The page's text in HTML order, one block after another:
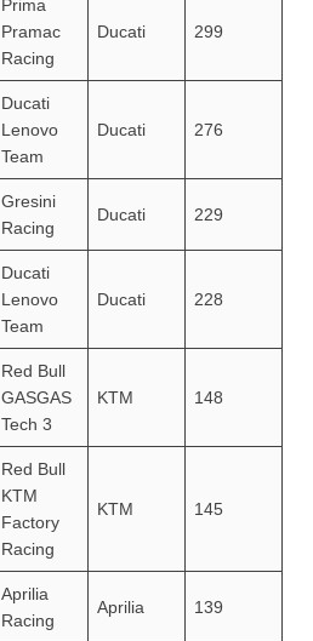
Prima
Pramac
Racing
Ducati 299
Ducati
Lenovo
Team
Ducati 276
Gresini
Racing
Ducati 229
Ducati
Lenovo
Team
Ducati 228
Red Bull
GASGAS
Tech 3
KTM 148
Red Bull
KTM
Factory
Racing
KTM 145
Aprilia
Racing
Aprilia 139